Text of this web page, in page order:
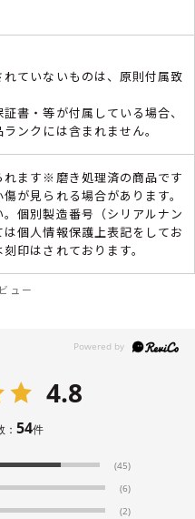
ていないものは、原則付属致
書・等が付属している場合、
ンクには含まれません。
れます※磨き処理済の商品です
が見られる場合があります。
個別製造番号（シリアルナン
個人情報保護上表記をしてお
印はされております。
ュー
4.8
54件
(45)
(6)
(2)